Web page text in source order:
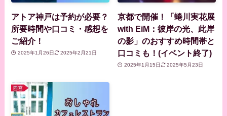
アトア神戸は予約が必要？
所要時間や口コミ・感想を
ご紹介！
2025年1月26日 2025年2月21日
京都で開催！「蜷川実花展
with EiM：彼岸の光、此岸
の影」のおすすめ時間帯と
口コミも！(イベント終了)
2025年1月15日 2025年5月23日